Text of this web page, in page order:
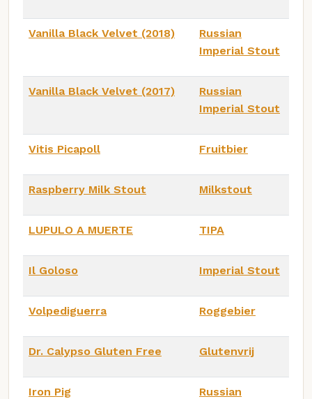
Vanilla Black Velvet (2018)
Russian
Imperial Stout
Vanilla Black Velvet (2017)
Russian
Imperial Stout
Vitis Picapoll Fruitbier
Raspberry Milk Stout Milkstout
LUPULO A MUERTE TIPA
Il Goloso Imperial Stout
Volpediguerra Roggebier
Dr. Calypso Gluten Free Glutenvrij
Iron Pig
Russian